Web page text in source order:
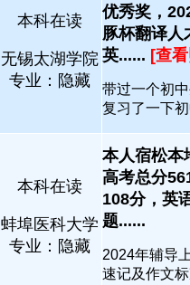
本科在读
无锡太湖学院
专业：隐藏
优秀奖，
豚杯翻译人
英...... [查
带过一个初
复习了一下
本科在读
蚌埠医科大学
专业：隐藏
本人宿松本
高考总分
108分，英
题......
2024年辅导
速记及作文